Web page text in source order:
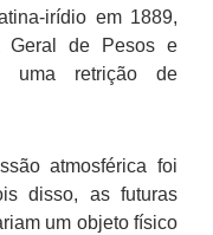
irídio em 1889,
Geral de Pesos e
uma retrição de
atmosférica foi
disso, as futuras
um objeto físico